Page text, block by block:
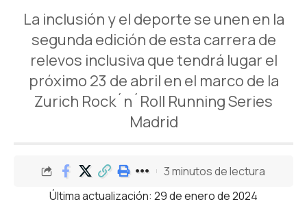
La inclusión y el deporte se unen en la
segunda edición de esta carrera de
relevos inclusiva que tendrá lugar el
próximo 23 de abril en el marco de la
Zurich Rock´n´Roll Running Series
Madrid
Última actualización: 29 de enero de 2024
3 minutos de lectura